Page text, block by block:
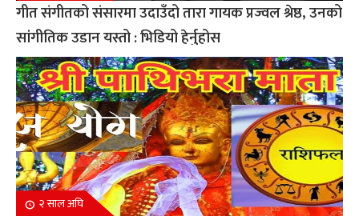
गीत संगीतको संसारमा उदाउँदो तारा गायक प्रज्वल श्रेष्ठ, उनको
सांगीतिक उडान यस्तो : भिडियो हेर्नुहोस
२ साल अघि